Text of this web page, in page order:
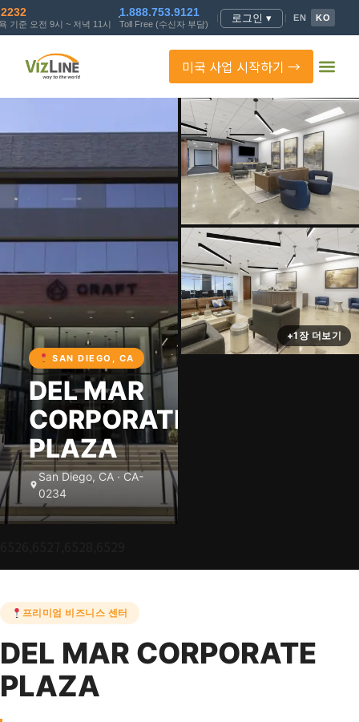
기준 오전 9시 ~ 저녁 11시
1.888.753.9121
Toll Free (수신자 부담)
| 로그인 ▾ | EN KO
미국 사업 시작하기 →
SAN DIEGO, CA
DEL MAR
CORPORATE
PLAZA
San Diego, CA · CA-
0234
+1장 더보기
프리미엄 비즈니스 센터
DEL MAR CORPORATE
PLAZA